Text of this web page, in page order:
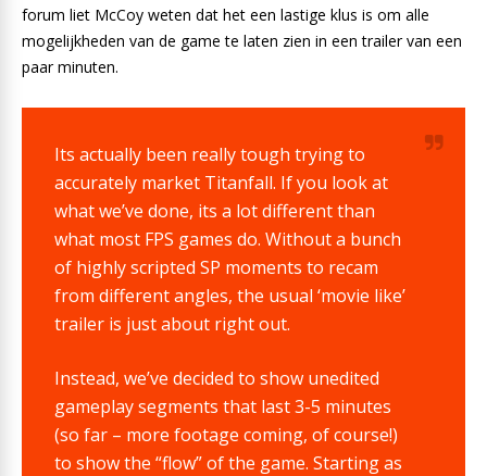
forum liet McCoy weten dat het een lastige klus is om alle
mogelijkheden van de game te laten zien in een trailer van een
paar minuten.
Its actually been really tough trying to
accurately market Titanfall. If you look at
what we’ve done, its a lot different than
what most FPS games do. Without a bunch
of highly scripted SP moments to recam
from different angles, the usual ‘movie like’
trailer is just about right out.
Instead, we’ve decided to show unedited
gameplay segments that last 3-5 minutes
(so far – more footage coming, of course!)
to show the “flow” of the game. Starting as